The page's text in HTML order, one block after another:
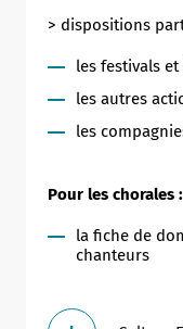
> dispositions
les festivals
les autres
les
Pour les chorales :
la fiche de
chanteurs